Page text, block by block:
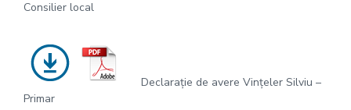
Consilier local
Declarație de avere Vințeler Silviu –
Primar